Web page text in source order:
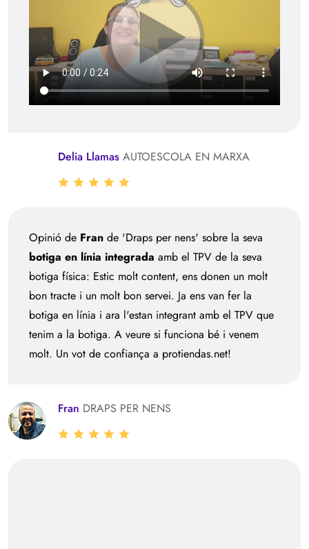
Delia Llamas AUTOESCOLA EN MARXA
Opinió de Fran de 'Draps per nens' sobre la seva
botiga en línia integrada amb el TPV de la seva
botiga física: Estic molt content, ens donen un molt
bon tracte i un molt bon servei. Ja ens van fer la
botiga en línia i ara l'estan integrant amb el TPV que
tenim a la botiga. A veure si funciona bé i venem
molt. Un vot de confiança a protiendas.net!
Fran DRAPS PER NENS